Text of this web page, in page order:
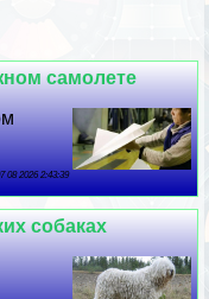
самолете
08 2026 2:43:39
собаках